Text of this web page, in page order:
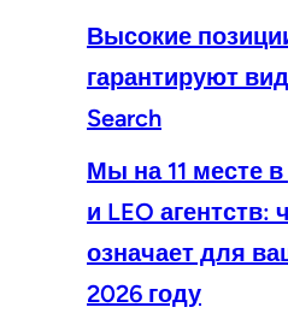
Высокие
гарантируют
Search
Мы на 11 месте в
и LEO агентств:
означает для
2026 году